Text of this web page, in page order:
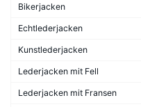
Bikerjacken
Echtlederjacken
Kunstlederjacken
Lederjacken mit Fell
Lederjacken mit Fransen